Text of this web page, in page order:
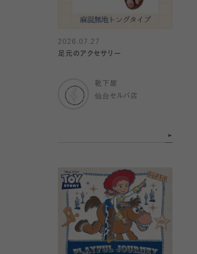
2026.07.27
足元のアクセサリー
靴下屋
仙台セルバ店